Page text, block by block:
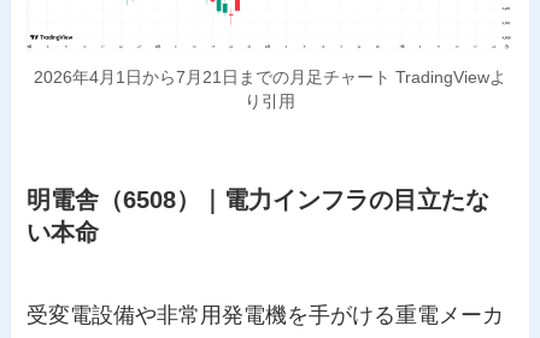
2026年4月1日から7月21日までの月足チャート TradingViewよ
り引用
明電舎（6508）｜電力インフラの目立たな
い本命
受変電設備や非常用発電機を手がける重電メーカ